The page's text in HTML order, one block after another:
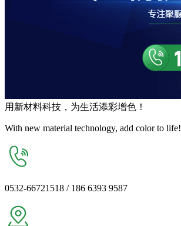
用 新材料科技，为生活添彩增色 ！
With new material technology, add color to life!
0532-66721518 / 186 6393 9587